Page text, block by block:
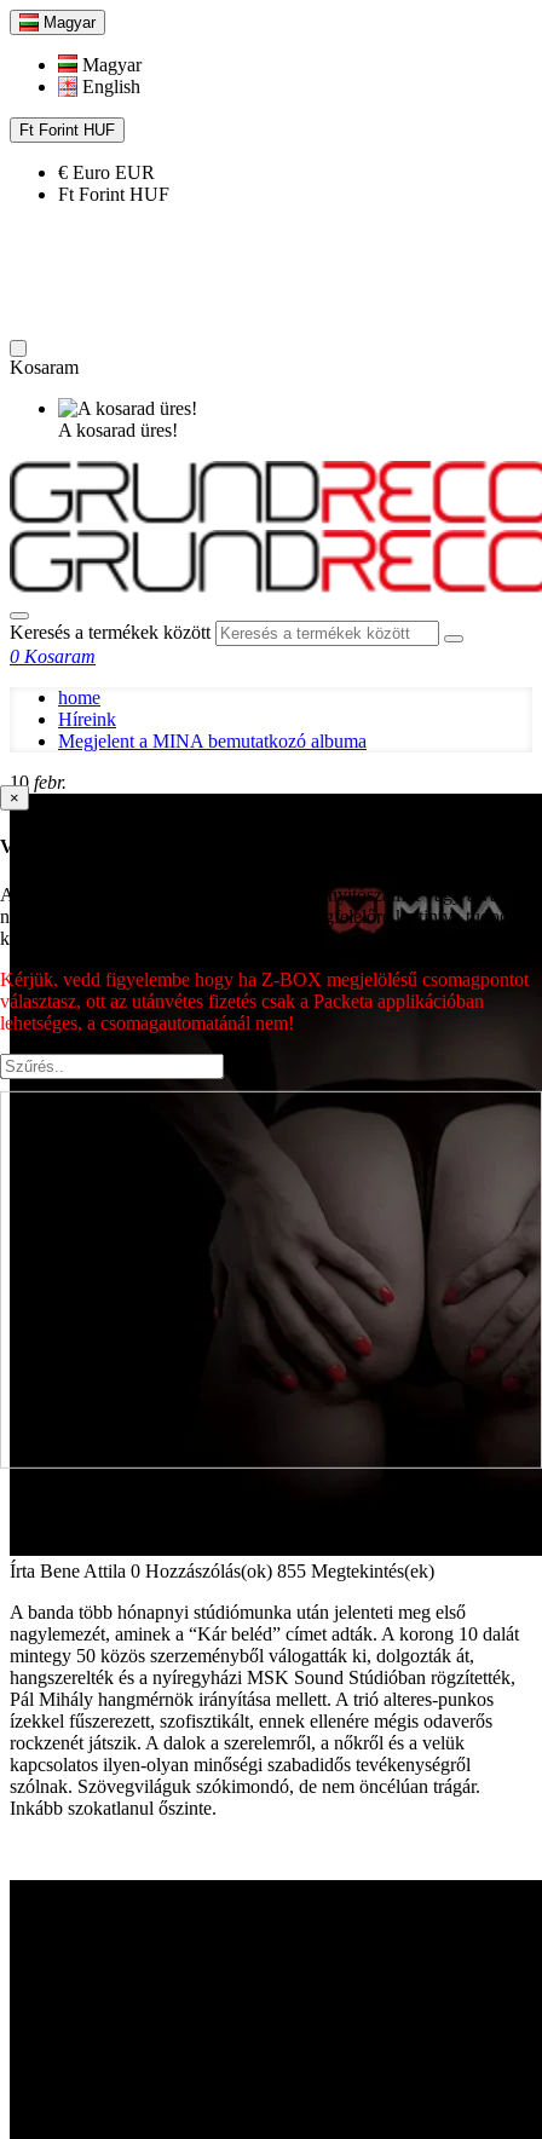
Magyar
Magyar
English
Ft Forint HUF
€ Euro EUR
Ft Forint HUF
Kosaram
A kosarad üres!
Keresés a termékek között
0 Kosaram
home
Híreink
Megjelent a MINA bemutatkozó albuma
10 febr.
Írta Bene Attila 0 Hozzászólás(ok) 855 Megtekintés(ek)
A banda több hónapnyi stúdiómunka után jelenteti meg első
nagylemezét, aminek a “Kár beléd” címet adták. A korong 10 dalát
mintegy 50 közös szerzeményből válogatták ki, dolgozták át,
hangszerelték és a nyíregyházi MSK Sound Stúdióban rögzítették,
Pál Mihály hangmérnök irányítása mellett. A trió alteres-punkos
ízekkel fűszerezett, szofisztikált, ennek ellenére mégis odaverős
rockzenét játszik. A dalok a szerelemről, a nőkről és a velük
kapcsolatos ilyen-olyan minőségi szabadidős tevékenységről
szólnak. Szövegviláguk szókimondó, de nem öncélúan trágár.
Inkább szokatlanul őszinte.
×
Válassz csomagpontot
A csomagpont kiválasztásához írd be az irányítószámot vagy a város
nevét, majd a megjelenő címek közül a megfelelőre kattintva tudod azt
kiválasztani.
Kérjük, vedd figyelembe hogy ha Z-BOX megjelölésű csomagpontot
választasz, ott az utánvétes fizetés csak a Packeta applikációban
lehetséges, a csomagautomatánál nem!